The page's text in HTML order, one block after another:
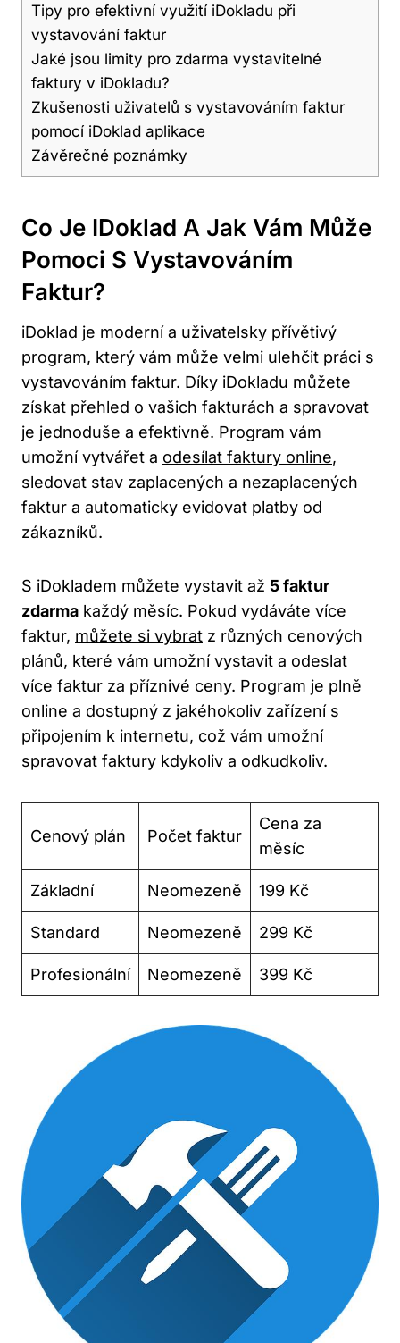
Tipy pro efektivní využití iDokladu při
vystavování faktur
Jaké jsou limity pro zdarma vystavitelné
faktury v iDokladu?
Zkušenosti uživatelů s vystavováním faktur
pomocí iDoklad aplikace
Závěrečné poznámky
Co Je IDoklad A Jak Vám Může
Pomoci S Vystavováním
Faktur?
iDoklad je moderní a uživatelsky přívětivý
program, který vám může velmi ulehčit práci s
vystavováním faktur. Díky iDokladu můžete
získat přehled o vašich fakturách a spravovat
je jednoduše a efektivně. Program vám
umožní vytvářet a odesílat faktury online,
sledovat stav zaplacených a nezaplacených
faktur a automaticky evidovat platby od
zákazníků.
S iDokladem můžete vystavit až 5 faktur
zdarma každý měsíc. Pokud vydáváte více
faktur, můžete si vybrat z různých cenových
plánů, které vám umožní vystavit a odeslat
více faktur za příznivé ceny. Program je plně
online a dostupný z jakéhokoliv zařízení s
připojením k internetu, což vám umožní
spravovat faktury kdykoliv a odkudkoliv.
Cenový plán Počet faktur
Cena za
měsíc
Základní Neomezeně 199 Kč
Standard Neomezeně 299 Kč
Profesionální Neomezeně 399 Kč